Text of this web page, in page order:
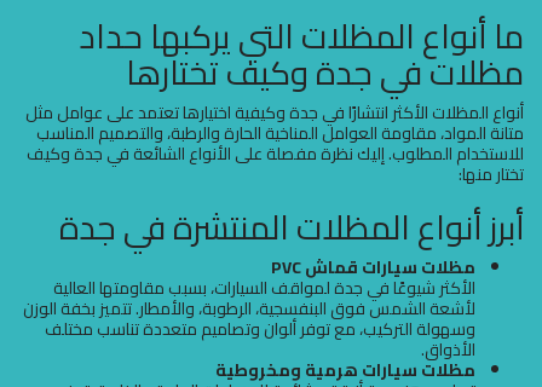
ما أنواع المظلات التي يركبها حداد
مظلات في جدة وكيف تختارها
أنواع المظلات الأكثر انتشارًا في جدة وكيفية اختيارها تعتمد على عوامل مثل
متانة المواد، مقاومة العوامل المناخية الحارة والرطبة، والتصميم المناسب
للاستخدام المطلوب. إليك نظرة مفصلة على الأنواع الشائعة في جدة وكيف
تختار منها:
أبرز أنواع المظلات المنتشرة في جدة
مظلات سيارات قماش PVC
الأكثر شيوعًا في جدة لمواقف السيارات، بسبب مقاومتها العالية
لأشعة الشمس فوق البنفسجية، الرطوبة، والأمطار. تتميز بخفة الوزن
وسهولة التركيب، مع توفر ألوان وتصاميم متعددة تناسب مختلف
الأذواق.
مظلات سيارات هرمية ومخروطية